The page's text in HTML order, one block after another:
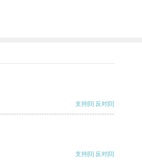
支持[0] 反对[0]
支持[0] 反对[0]